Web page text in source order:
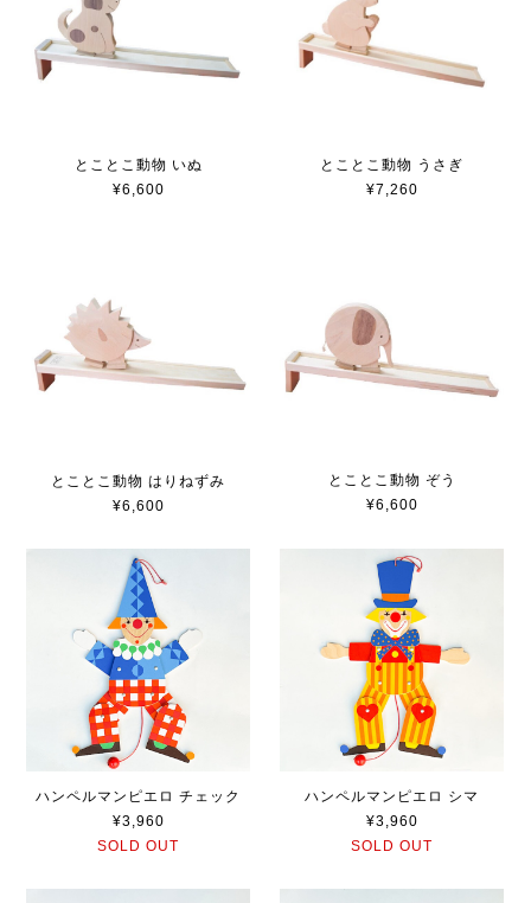
とことこ動物 いぬ
¥6,600
とことこ動物 うさぎ
¥7,260
とことこ動物 はりねずみ
¥6,600
とことこ動物 ぞう
¥6,600
ハンペルマンピエロ チェック
¥3,960
SOLD OUT
ハンペルマンピエロ シマ
¥3,960
SOLD OUT